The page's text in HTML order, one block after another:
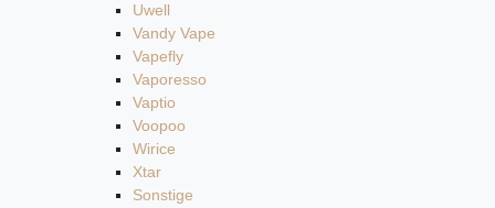
Uwell
Vandy Vape
Vapefly
Vaporesso
Vaptio
Voopoo
Wirice
Xtar
Sonstige